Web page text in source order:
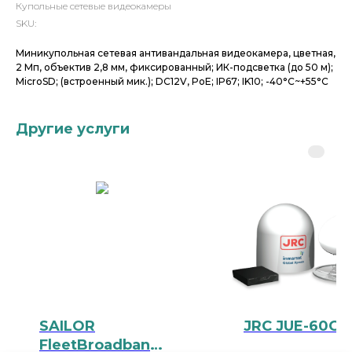
Купольные сетевые видеокамеры
SKU:
Миникупольная сетевая антивандальная видеокамера, цветная,
2 Мп, объектив 2,8 мм, фиксированный; ИК-подсветка (до 50 м);
MicroSD; (встроенный мик.); DC12V, PoE; IP67; IK10; -40°C~+55°C
Другие услуги
SAILOR
FleetBroadband
JRC JUE-60GX